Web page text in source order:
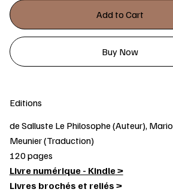
Add to Cart
Buy Now
Editions
de Salluste Le Philosophe (Auteur), Mario
Meunier (Traduction)
120 pages
Livre numérique - Kindle>
Livres brochés et reliés >